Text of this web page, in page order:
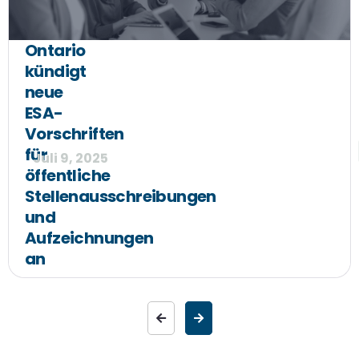
Ontario
kündigt
neue
ESA-
Vorschriften
für
öffentliche
Stellenausschreibungen
und
Aufzeichnungen
an
Juli 9, 2025